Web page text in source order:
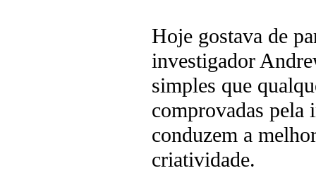
Hoje gostava de
investigador
simples que
comprovadas pela
conduzem a
criatividade.